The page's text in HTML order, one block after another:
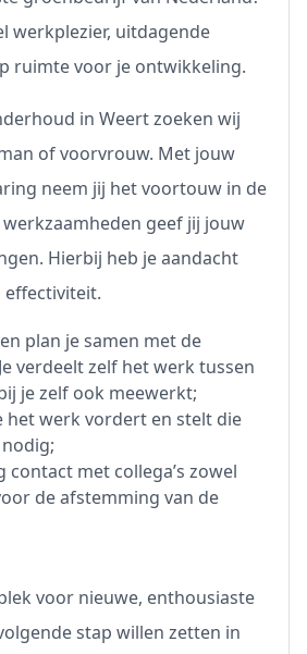
werkplezier, uitdagende
ruimte voor je ontwikkeling.
in Weert zoeken wij
of voorvrouw. Met jouw
neem jij het voortouw in de
geef jij jouw
Hierbij heb je aandacht
effectiviteit.
plan je samen met de
verdeelt zelf het werk tussen
je zelf ook meewerkt;
het werk vordert en stelt die
contact met collega’s zowel
de afstemming van de
voor nieuwe, enthousiaste
stap willen zetten in